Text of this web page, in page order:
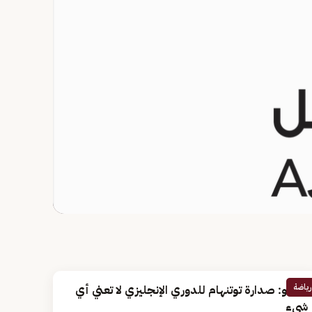
رياضة
سانتو: صدارة توتنهام للدوري الإنجليزي لا تعني أي
شيء